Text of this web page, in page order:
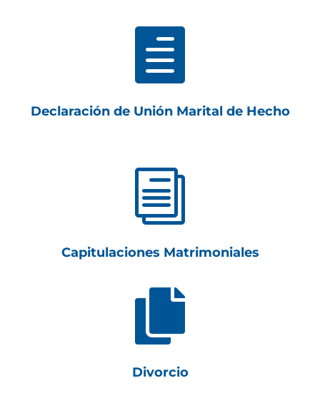

Declaración de Unión Marital de Hecho
i
Capitulaciones Matrimoniales

Divorcio